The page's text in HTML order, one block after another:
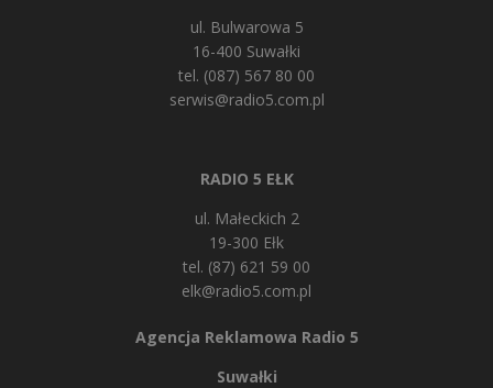
ul. Bulwarowa 5
16-400 Suwałki
tel. (087) 567 80 00
serwis@radio5.com.pl
RADIO 5 EŁK
ul. Małeckich 2
19-300 Ełk
tel. (87) 621 59 00
elk@radio5.com.pl
Agencja Reklamowa Radio 5
Suwałki